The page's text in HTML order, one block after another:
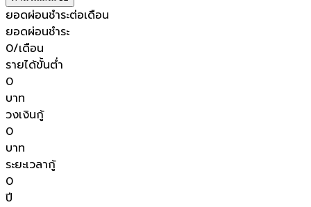
ยอดผ่อนชำระต่อเดือน
ยอดผ่อนชำระ
0/เดือน
รายได้ขั้นต่ำ
0
บาท
วงเงินกู้
0
บาท
ระยะเวลากู้
0
ปี